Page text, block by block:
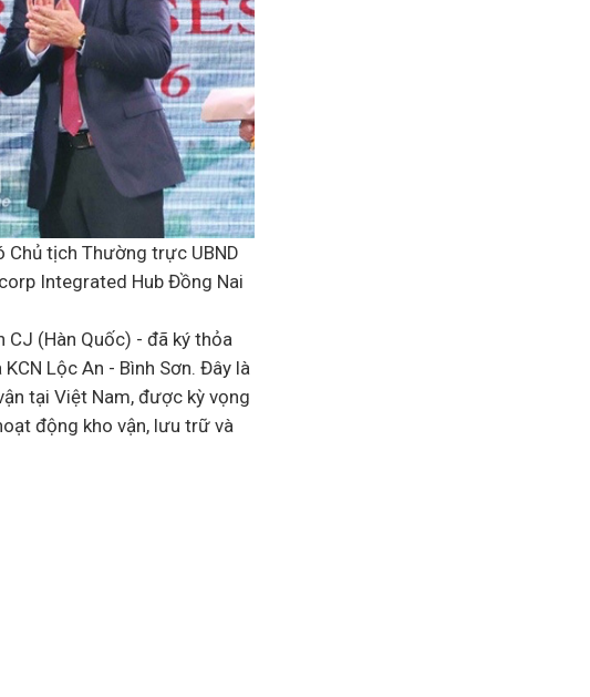
Chủ tịch Thường trực UBND
Integrated Hub Đồng Nai
CJ (Hàn Quốc) - đã ký thỏa
Lộc An - Bình Sơn. Đây là
tại Việt Nam, được kỳ vọng
động kho vận, lưu trữ và